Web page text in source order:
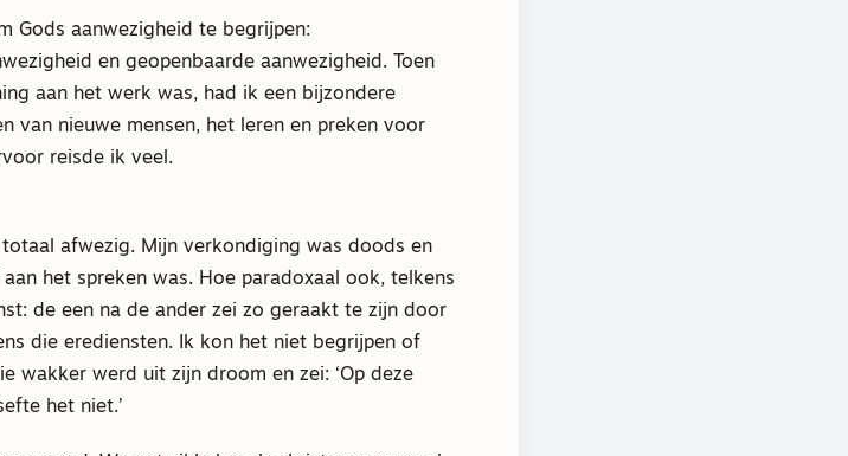
Gods aanwezigheid te begrijpen:
en geopenbaarde aanwezigheid. Toen
aan het werk was, had ik een bijzondere
van nieuwe mensen, het leren en preken voor
reisde ik veel.
afwezig. Mijn verkondiging was doods en
het spreken was. Hoe paradoxaal ook, telkens
de een na de ander zei zo geraakt te zijn door
die erediensten. Ik kon het niet begrijpen of
wakker werd uit zijn droom en zei: ‘Op deze
het niet.’